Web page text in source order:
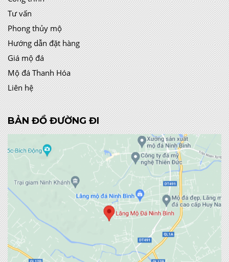
Tư vấn
Phong thủy mộ
Hướng dẫn đặt hàng
Giá mộ đá
Mộ đá Thanh Hóa
Liên hệ
BẢN ĐỒ ĐƯỜNG ĐI